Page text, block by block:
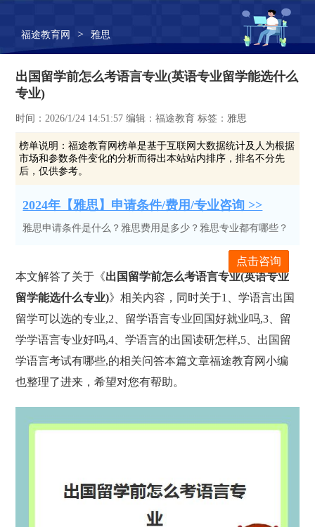
福途教育网 > 雅思
出国留学前怎么考语言专业(英语专业留学能选什么
专业)
时间：2026/1/24 14:51:57 编辑：福途教育 标签：雅思
榜单说明：福途教育网榜单是基于互联网大数据统计及人为根据
市场和参数条件变化的分析而得出本站站内排序，排名不分先
后，仅供参考。
2024年【雅思】申请条件/费用/专业咨询 >>
雅思申请条件是什么？雅思费用是多少？雅思专业都有哪些？
点击咨询
本文解答了关于《出国留学前怎么考语言专业(英语专业
留学能选什么专业)》相关内容，同时关于1、学语言出国
留学可以选的专业,2、留学语言专业回国好就业吗,3、留
学学语言专业好吗,4、学语言的出国读研怎样,5、出国留
学语言考试有哪些,的相关问答本篇文章福途教育网小编
也整理了进来，希望对您有帮助。